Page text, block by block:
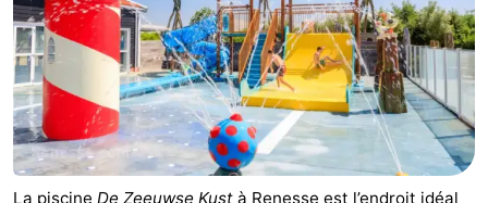
Kust
Zonnedorp
-
’t
Hof
van
Hôtels
Last
minutes
Plages
La piscine De Zeeuwse Kust à Renesse est l’endroit idéal